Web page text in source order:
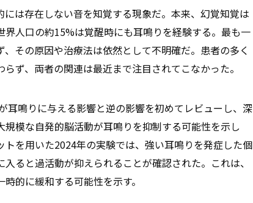
は存在しない音を知覚する現象だ。本来、幻覚知覚は
人口の約15%は覚醒時にも耳鳴りを経験する。最も一
その原因や治療法は依然として不明確だ。患者の多く
ず、両者の関連は最近まで注目されてこなかった。
耳鳴りに与える影響と逆の影響を初めてレビューし、深
模な自発的脳活動が耳鳴りを抑制する可能性を示し
を用いた2024年の実験では、強い耳鳴りを発症した個
ると過活動が抑えられることが確認された。これは、
的に緩和する可能性を示す。